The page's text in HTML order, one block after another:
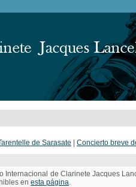
de Sarasate Concierto breve
Internacional de Clarinete Jacques
en esta página.